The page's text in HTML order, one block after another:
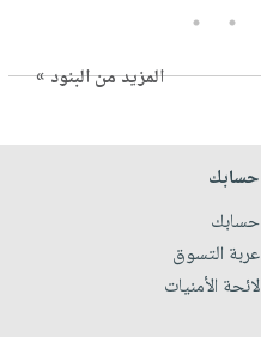
4
5
المزيد من البنود »
حسابك
حسابك
عربة التسوق
لائحة الأمنيات